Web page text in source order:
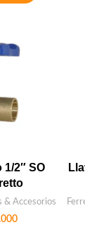
1/2″ SO
& Accesorios